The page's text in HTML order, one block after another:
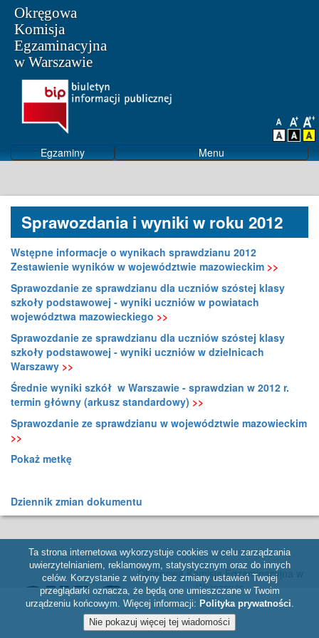
Okręgowa
Komisja
Egzaminacyjna
w Warszawie
Egzaminy Menu
Sprawozdania i wyniki w roku 2012
Wstępne informacje o wynikach sprawdzianu 2012
Zestawienie wyników w województwie mazowieckim >>
Sprawozdanie ze sprawdzianu dla uczniów szóstej klasy
szkoły podstawowej - wyniki uczniów w powiatach
województwa mazowieckiego >>
Sprawozdanie ze sprawdzianu dla uczniów szóstej klasy
szkoły podstawowej - wyniki uczniów w dzielnicach
Warszawy >>
Średnie wyniki szkół w Warszawie - sprawdzian w 2012 r.
termin główny (arkusz standardowy) >>
Sprawozdanie ze sprawdzianu w województwie mazowieckim
>>
Pokaż metkę
Dziennik zmian dokumentu
Okręgowa Komisja Egzaminacyjna w
Warszawie
ul. Józefa Bema 87, 01-233 Warszawa,
tel. 22 457 03 35, e-mail:
info@oke.waw.pl
Ta strona internetowa wykorzystuje cookies w celu zarządzania
uwierzytelnianiem, reklamowym, statystycznym oraz do innych
celów. Korzystanie z witryny bez zmiany ustawień Twojej
przeglądarki oznacza, że będą one umieszczane w Twoim
urządzeniu końcowym. Więcej informacji: Polityka prywatności.